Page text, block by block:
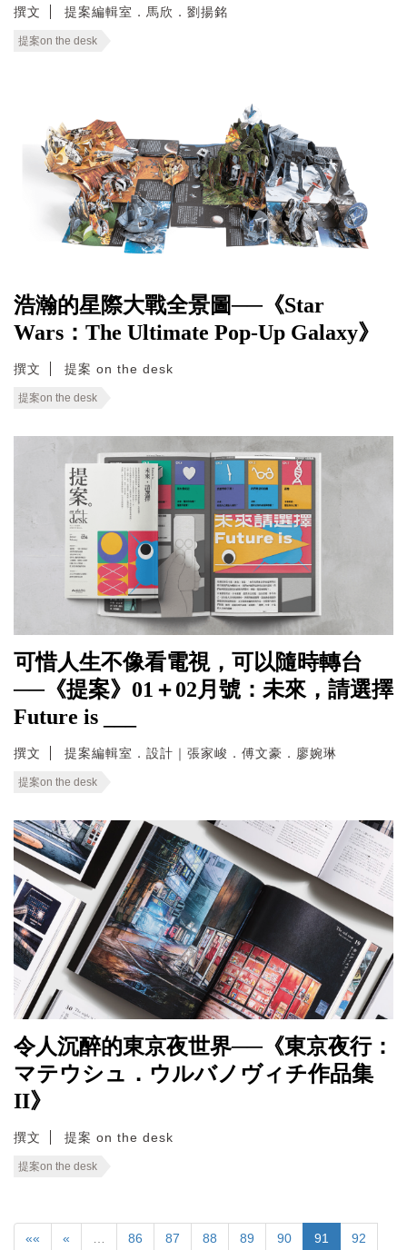
撰文 提案編輯室．馬欣．劉揚銘
提案on the desk
浩瀚的星際大戰全景圖──《Star
Wars：The Ultimate Pop-Up Galaxy》
撰文 提案 on the desk
提案on the desk
可惜人生不像看電視，可以隨時轉台
──《提案》01＋02月號：未來，請選擇
Future is ___
撰文 提案編輯室．設計｜張家峻．傅文豪．廖婉琳
提案on the desk
令人沉醉的東京夜世界──《東京夜行：
マテウシュ．ウルバノヴィチ作品集
II》
撰文 提案 on the desk
提案on the desk
«« « 86 87 88 89 90 91 92